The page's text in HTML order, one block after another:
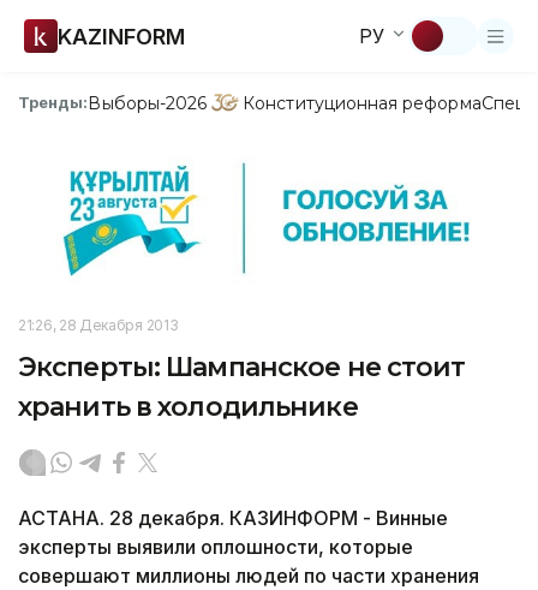
KAZINFORM РУ
Тренды:Выборы-2026 Конституционная реформа
21:26, 28 Декабря 2013
Эксперты: Шампанское не стоит
хранить в холодильнике
АСТАНА. 28 декабря. КАЗИНФОРМ - Винные
эксперты выявили оплошности, которые
совершают миллионы людей по части хранения